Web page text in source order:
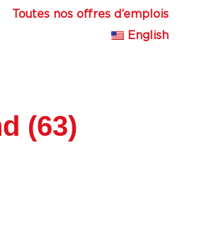
Toutes nos offres d’emplois
English
(63)